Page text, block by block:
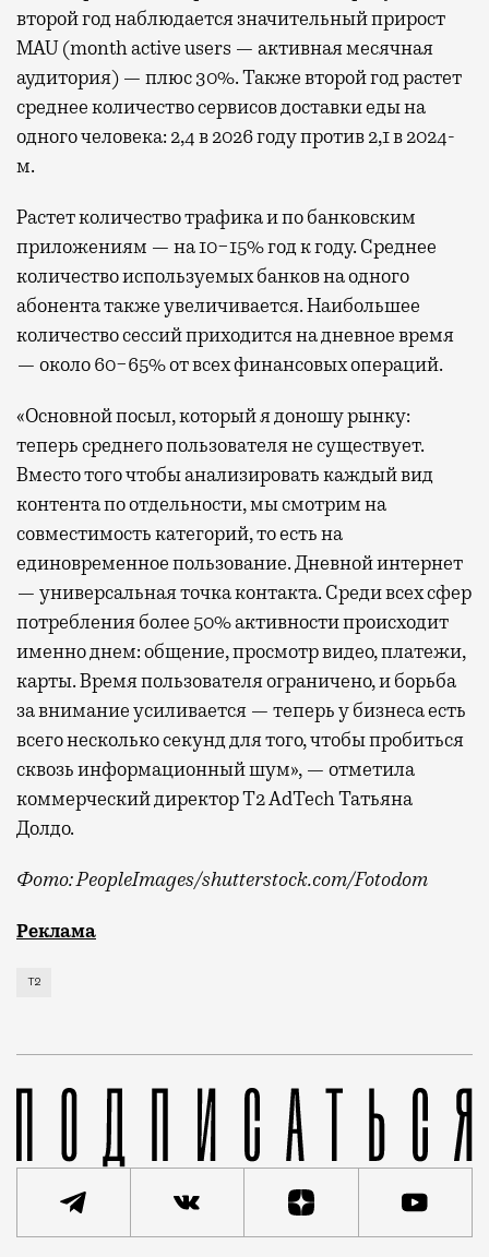
второй год наблюдается значительный прирост
MAU (month active users — активная месячная
аудитория) — плюс 30%. Также второй год растет
среднее количество сервисов доставки еды на
одного человека: 2,4 в 2026 году против 2,1 в 2024-
м.
Растет количество трафика и по банковским
приложениям — на 10−15% год к году. Среднее
количество используемых банков на одного
абонента также увеличивается. Наибольшее
количество сессий приходится на дневное время
— около 60−65% от всех финансовых операций.
«Основной посыл, который я доношу рынку:
теперь среднего пользователя не существует.
Вместо того чтобы анализировать каждый вид
контента по отдельности, мы смотрим на
совместимость категорий, то есть на
единовременное пользование. Дневной интернет
— универсальная точка контакта. Среди всех сфер
потребления более 50% активности происходит
именно днем: общение, просмотр видео, платежи,
карты. Время пользователя ограничено, и борьба
за внимание усиливается — теперь у бизнеса есть
всего несколько секунд для того, чтобы пробиться
сквозь информационный шум», — отметила
коммерческий директор Т2 AdTech Татьяна
Долдо.
Фото: PeopleImages/shutterstock.com/Fotodom
Мобильный оператор Т2 изучил модели интернет-
Реклама
Т2